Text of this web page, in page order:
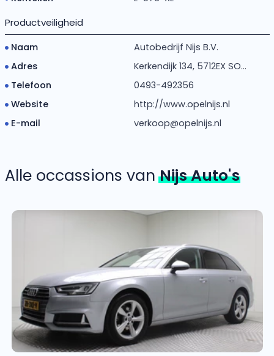
Productveiligheid
Naam
Autobedrijf Nijs B.V.
Adres
Kerkendijk 134, 5712EX SO...
Telefoon
0493-492356
Website
http://www.opelnijs.nl
E-mail
verkoop@opelnijs.nl
Alle occassions vanNijs Auto's